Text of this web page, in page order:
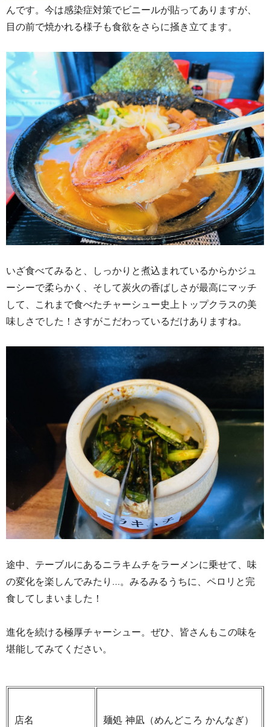
んです。今は感染症対策でビニールが貼ってありますが、
目の前で焼かれる様子も食欲をさらに掻き立てます。
いざ食べてみると、しっかりと煮込まれているからかジュ
ーシーで柔らかく、そして炭火の香ばしさが最高にマッチ
して、これまで食べたチャーシュー史上トップクラスの美
味しさでした！さすがこだわっているだけありますね。
途中、テーブルにあるニラキムチをラーメンに乗せて、味
の変化を楽しんでみたり…。みるみるうちに、ペロリと完
食してしまいました！
進化を続ける極厚チャーシュー。ぜひ、皆さんもこの味を
堪能してみてください。
店名 麺処 神凪（めんどころ かんなぎ）